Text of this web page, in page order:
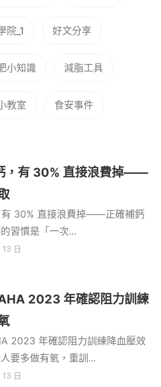
院_1 好文分享
小知識 減脂工具
教室 食安事件
，有 30% 直接浪費掉——
30% 直接浪費掉——正確補鈣
習慣是「一次...
日
2023 年確認阻力訓練
2023 年確認阻力訓練降血壓效
要多做有氧，重訓...
日